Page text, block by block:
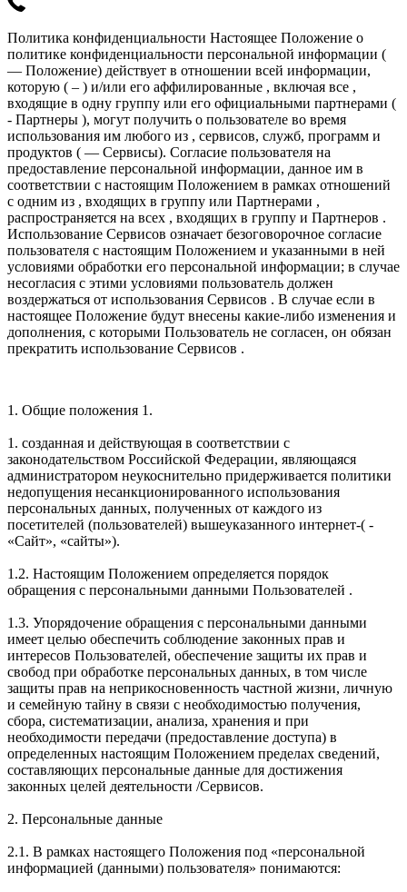
Политика конфиденциальности Настоящее Положение о
политике конфиденциальности персональной информации (
— Положение) действует в отношении всей информации,
которую ( – ) и/или его аффилированные , включая все ,
входящие в одну группу или его официальными партнерами (
- Партнеры ), могут получить о пользователе во время
использования им любого из , сервисов, служб, программ и
продуктов ( — Сервисы). Согласие пользователя на
предоставление персональной информации, данное им в
соответствии с настоящим Положением в рамках отношений
с одним из , входящих в группу или Партнерами ,
распространяется на всех , входящих в группу и Партнеров .
Использование Сервисов означает безоговорочное согласие
пользователя с настоящим Положением и указанными в ней
условиями обработки его персональной информации; в случае
несогласия с этими условиями пользователь должен
воздержаться от использования Сервисов . В случае если в
настоящее Положение будут внесены какие-либо изменения и
дополнения, с которыми Пользователь не согласен, он обязан
прекратить использование Сервисов .
1. Общие положения 1.
1. созданная и действующая в соответствии с
законодательством Российской Федерации, являющаяся
администратором неукоснительно придерживается политики
недопущения несанкционированного использования
персональных данных, полученных от каждого из
посетителей (пользователей) вышеуказанного интернет-( -
«Сайт», «сайты»).
1.2. Настоящим Положением определяется порядок
обращения с персональными данными Пользователей .
1.3. Упорядочение обращения с персональными данными
имеет целью обеспечить соблюдение законных прав и
интересов Пользователей, обеспечение защиты их прав и
свобод при обработке персональных данных, в том числе
защиты прав на неприкосновенность частной жизни, личную
и семейную тайну в связи с необходимостью получения,
сбора, систематизации, анализа, хранения и при
необходимости передачи (предоставление доступа) в
определенных настоящим Положением пределах сведений,
составляющих персональные данные для достижения
законных целей деятельности /Сервисов.
2. Персональные данные
2.1. В рамках настоящего Положения под «персональной
информацией (данными) пользователя» понимаются: